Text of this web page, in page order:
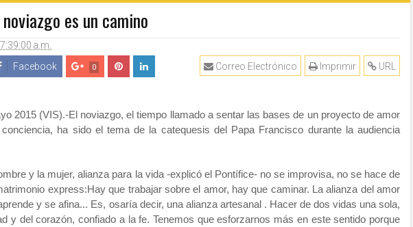
es un camino
7:39:00 a.m.
Facebook 0 URL
Imprimir
Correo Electrónico
2015 (VIS).-El noviazgo, el tiempo llamado a sentar las bases de un proyecto de amor
ha sido el tema de la catequesis del Papa Francisco durante la audiencia
y la mujer, alianza para la vida -explicó el Pontífice- no se improvisa, no se hace de
express:Hay que trabajar sobre el amor, hay que caminar. La alianza del amor
y se afina... Es, osaría decir, una alianza artesanal . Hacer de dos vidas una sola,
y del corazón, confiado a la fe. Tenemos que esforzarnos más en este sentido porque